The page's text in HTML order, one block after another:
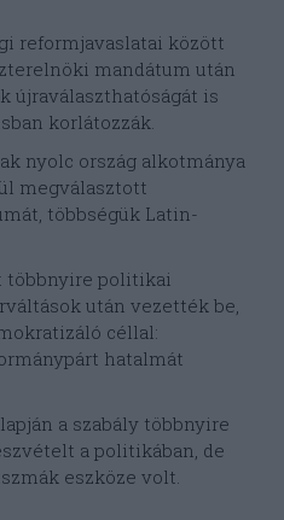
reformjavaslatai között
mandátum után
újraválaszthatóságát is
korlátozzák.
nyolc ország alkotmánya
megválasztott
többségük Latin-
többnyire politikai
után vezették be,
céllal:
hatalmát
a szabály többnyire
a politikában, de
eszköze volt.